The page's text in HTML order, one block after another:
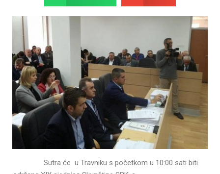
Sutra će u Travniku s početkom u 10:00 sati biti